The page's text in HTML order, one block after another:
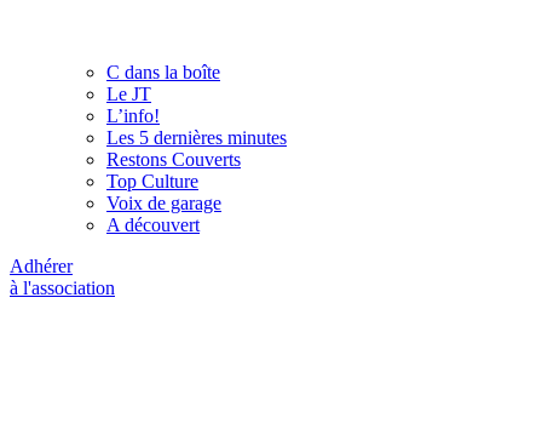
C dans la boîte
Le JT
L’info!
Les 5 dernières minutes
Restons Couverts
Top Culture
Voix de garage
A découvert
Adhérer
à l'association